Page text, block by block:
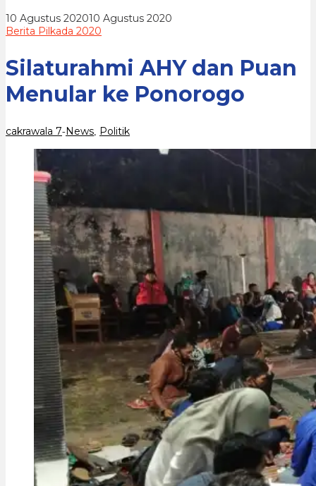
10 Agustus 202010 Agustus 2020
Berita Pilkada 2020
Silaturahmi AHY dan Puan
Menular ke Ponorogo
cakrawala 7-News Politik